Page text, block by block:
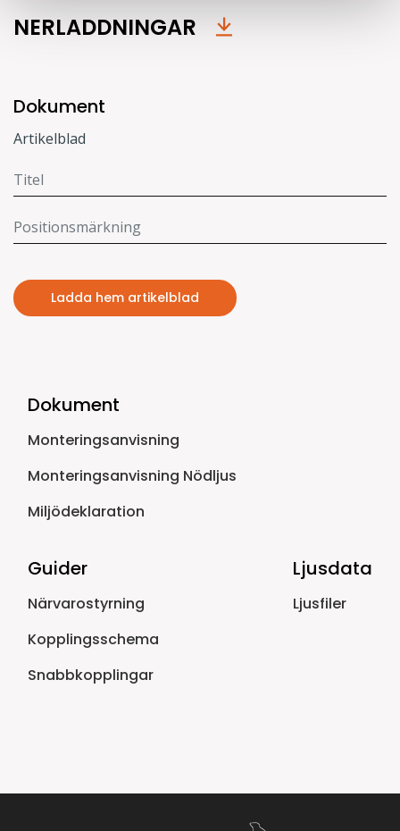
NERLADDNINGAR
Dokument
Artikelblad
Ladda hem artikelblad
Dokument
Monteringsanvisning
Monteringsanvisning Nödljus
Miljödeklaration
Guider
Närvarostyrning
Kopplingsschema
Snabbkopplingar
Ljusdata
Ljusfiler